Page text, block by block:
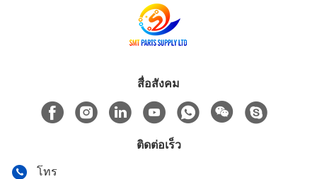
สื่อสังคม
ติดต่อเร็ว
โทร